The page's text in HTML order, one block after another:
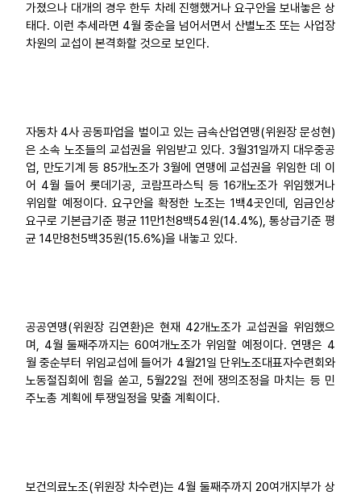
가졌으나 대개의 경우 한두 차례 진행했거나 요구안을 보내놓은 상
태다. 이런 추세라면 4월 중순을 넘어서면서 산별노조 또는 사업장
차원의 교섭이 본격화할 것으로 보인다.
자동차 4사 공동파업을 벌이고 있는 금속산업연맹(위원장 문성현)
은 소속 노조들의 교섭권을 위임받고 있다. 3월31일까지 대우중공
업, 만도기계 등 85개노조가 3월에 연맹에 교섭권을 위임한 데 이
어 4월 들어 롯데기공, 코람프라스틱 등 16개노조가 위임했거나
위임할 예정이다. 요구안을 확정한 노조는 1백4곳인데, 임금인상
요구로 기본급기준 평균 11만1천8백54원(14.4%), 통상급기준 평
균 14만8천5백35원(15.6%)을 내놓고 있다.
공공연맹(위원장 김연환)은 현재 42개노조가 교섭권을 위임했으
며, 4월 둘째주까지는 60여개노조가 위임할 예정이다. 연맹은 4
월 중순부터 위임교섭에 들어가 4월21일 단위노조대표자수련회와
노동절집회에 힘을 쏟고, 5월22일 전에 쟁의조정을 마치는 등 민
주노총 계획에 투쟁일정을 맞출 계획이다.
보건의료노조(위원장 차수련)는 4월 둘째주까지 20여개지부가 상